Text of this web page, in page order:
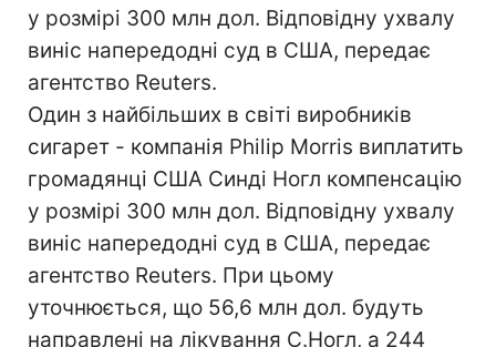
у розмірі 300 млн дол. Відповідну ухвалу
виніс напередодні суд в США, передає
агентство Reuters.
Один з найбільших в світі виробників
сигарет - компанія Philip Morris виплатить
громадянці США Синді Ногл компенсацію
у розмірі 300 млн дол. Відповідну ухвалу
виніс напередодні суд в США, передає
агентство Reuters. При цьому
уточнюється, що 56,6 млн дол. будуть
направлені на лікування С.Ногл, а 244